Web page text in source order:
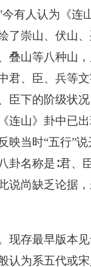
有人认为《连
了崇山、伏山、
叠山等八种山
君、臣、兵等
臣下的阶级状况
连山》卦中已出
映当时“五行”
卦名称是∶君、
说尚缺乏论据，
存最早版本见
认为系五代或